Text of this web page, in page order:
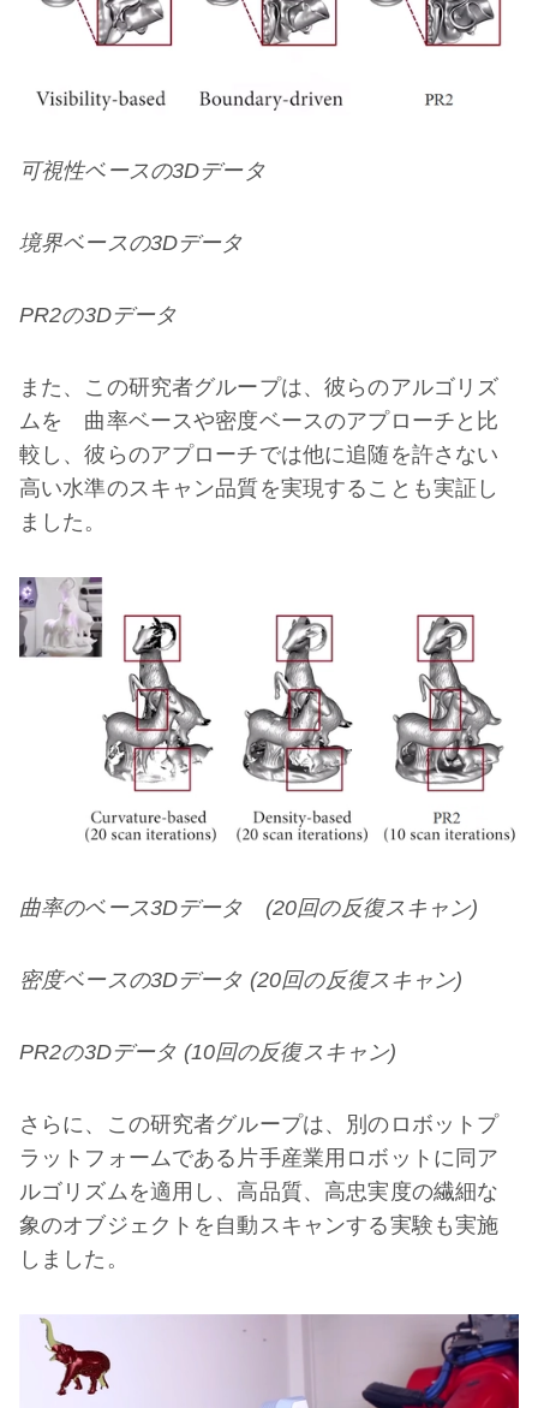
可視性ベースの3Dデータ
境界ベースの3Dデータ
PR2の3Dデータ
また、この研究者グループは、彼らのアルゴリズ
ムを 曲率ベースや密度ベースのアプローチと比
較し、彼らのアプローチでは他に追随を許さない
高い水準のスキャン品質を実現することも実証し
ました。
曲率のベース3Dデータ (20回の反復スキャン)
密度ベースの3Dデータ (20回の反復スキャン)
PR2の3Dデータ (10回の反復スキャン)
さらに、この研究者グループは、別のロボットプ
ラットフォームである片手産業用ロボットに同ア
ルゴリズムを適用し、高品質、高忠実度の繊細な
象のオブジェクトを自動スキャンする実験も実施
しました。